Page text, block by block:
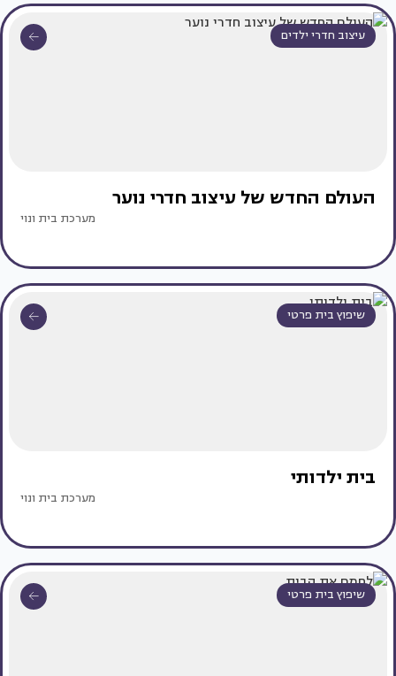
עיצוב חדרי ילדים
העולם החדש של עיצוב חדרי נוער
מערכת בית ונוי
שיפוץ בית פרטי
בית ילדותי
מערכת בית ונוי
שיפוץ בית פרטי